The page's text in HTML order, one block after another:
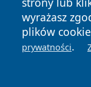
wyrażasz
plików
prywatności.